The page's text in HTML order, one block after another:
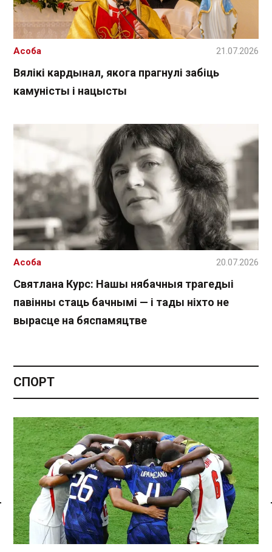
Спасылка без VPN
Вялікі кардынал, якога прагнулі забіць
камуністы і нацысты
Асоба 21.07.2026
Святлана Курс: Нашы нябачныя трагедыі
павінны стаць бачнымі — і тады ніхто не
вырасце на бяспамяцтве
Асоба 20.07.2026
СПОРТ